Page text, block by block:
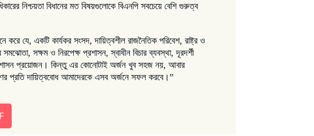
নিশ্চয়তা বিধানের মত বিষয়গুলোকে বিএনপি সবচেয়ে বেশি গুরুত্ব
যে, একটি কার্যকর সংসদ, দায়িত্বশীল রাজনৈতিক পরিবেশ, রাষ্ট্র ও
সক্ষম ও নিরপেক্ষ প্রশাসন, স্বাধীন বিচার ব্যবস্থা, দূরদর্শী
প্রশাসন প্রয়োজন। কিন্তু এর কোনোটাই অর্জন খুব সহজ নয়, আবার
দায়িত্ববোধ আমাদেরকে এসব অর্জনে সফল করবে।”